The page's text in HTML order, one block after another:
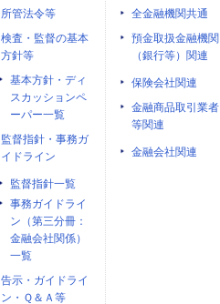
所管法令等
検査・監督の基本
方針等
基本方針・ディ
スカッションペ
ーパー一覧
監督指針・事務ガ
イドライン
監督指針一覧
事務ガイドライ
ン（第三分冊：
金融会社関係）
一覧
告示・ガイドライ
ン・Ｑ＆Ａ等
全金融機関共通
預金取扱金融機関
（銀行等）関連
保険会社関連
金融商品取引業者
等関連
金融会社関連